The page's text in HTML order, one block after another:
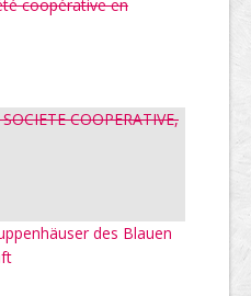
coopérative en
COOPERATIVE,
des Blauen